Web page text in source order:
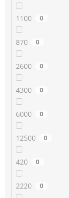
1100 0
870 0
2600 0
4300 0
6000 0
12500 0
420 0
2220 0